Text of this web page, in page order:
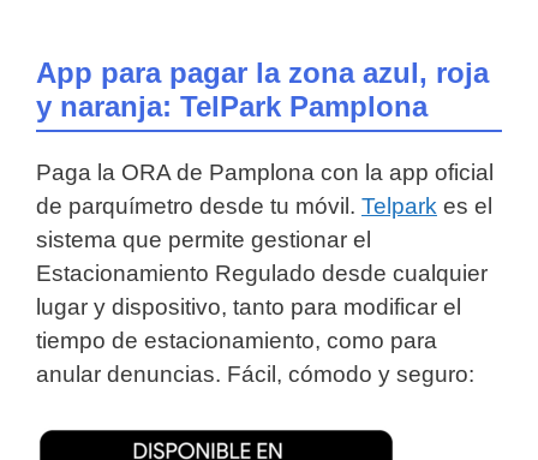
App para pagar la zona azul, roja
y naranja: TelPark Pamplona
Paga la ORA de Pamplona con la app oficial
de parquímetro desde tu móvil. Telpark es el
sistema que permite gestionar el
Estacionamiento Regulado desde cualquier
lugar y dispositivo, tanto para modificar el
tiempo de estacionamiento, como para
anular denuncias. Fácil, cómodo y seguro: